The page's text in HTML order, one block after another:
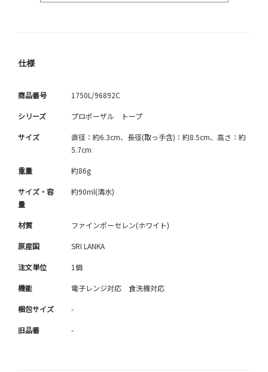
仕様
商品番号 1750L/96892C
シリーズ プロポーザル トープ
サイズ
直径：約6.3cm、長径(取っ手含)：約8.5cm、高さ：約
5.7cm
重量 約86g
サイズ・容
量
約90ml(満水)
材質 ファインポーセレン(ホワイト)
原産国 SRI LANKA
注文単位 1個
機能 電子レンジ対応 食洗機対応
梱包サイズ -
旧品番 -